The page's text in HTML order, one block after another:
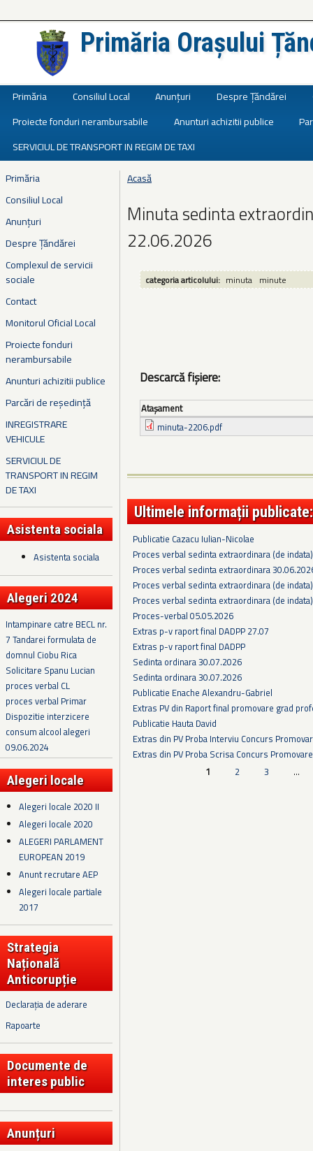
Primăria Orașului
Primăria Consiliul Local Anunțuri Despre Țăndărei
Proiecte fonduri nerambursabile
Anunturi achizitii publice
SERVICIUL DE TRANSPORT IN REGIM DE TAXI
Primăria
Consiliul Local
Anunțuri
Despre Țăndărei
Complexul de servicii
sociale
Contact
Monitorul Oficial Local
Proiecte fonduri
nerambursabile
Anunturi achizitii publice
Parcări de reședință
INREGISTRARE
VEHICULE
SERVICIUL DE
TRANSPORT IN REGIM
DE TAXI
Asistenta sociala
Asistenta sociala
Alegeri 2024
Intampinare catre BECL nr.
7 Tandarei formulata de
domnul Ciobu Rica
Solicitare Spanu Lucian
proces verbal CL
proces verbal Primar
Dispozitie interzicere
consum alcool alegeri
09.06.2024
Alegeri locale
Alegeri locale 2020 II
Alegeri locale 2020
ALEGERI PARLAMENT
EUROPEAN 2019
Anunt recrutare AEP
Alegeri locale partiale
2017
Strategia
Națională
Anticorupție
Declarația de aderare
Rapoarte
Documente de
interes public
Anunțuri
Eşti aici
Acasă
Minuta sedinta
22.06.2026
categoria articolului: minuta minute
Descarcă fișiere:
Ataşament
minuta-2206.pdf
Ultimele informații publicate:
Publicatie Cazacu Iulian-Nicolae
Proces verbal sedinta extraordinara (de
Proces verbal sedinta extraordinara
Proces verbal sedinta extraordinara (de
Proces verbal sedinta extraordinara (de
Proces-verbal 05.05.2026
Extras p-v raport final DADPP 27.07
Extras p-v raport final DADPP
Sedinta ordinara 30.07.2026
Sedinta ordinara 30.07.2026
Publicatie Enache Alexandru-Gabriel
Extras PV din Raport final promovare grad
Publicatie Hauta David
Extras din PV Proba Interviu Concurs
Extras din PV Proba Scrisa Concurs
1 2 3 …